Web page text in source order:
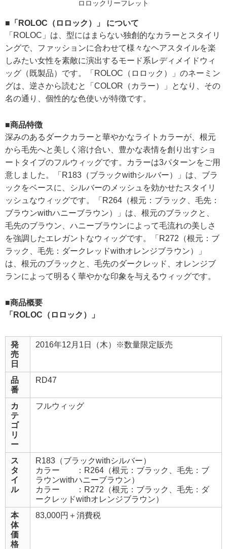
ロロックリーフレット
■「ROLOC（ロロック）」 について
「ROLOC」は、型にはまらない独創的なカラーとスタイリ
ングで、ファッションに合わせて様々なヘアスタイルを楽
しみたい女性を素敵に演出するモード系レディメイドウィ
ッグ（既製品）です。「ROLOC（ロロック）」のネーミン
グは、逆さから読むと「COLOR（カラー）」となり、その
名の通り、個性的な色使いが特徴です。
■商品特徴
深みのあるダークカラーと華やかなライトカラーが、根元
から毛先へと美しく溶け合い、豊かな表情を創り出すショ
ートタイプのフルウィッグです。カラーは3パターンをご用
意しました。「R183（ブラックwithシルバー）」は、ブラ
ックをベースに、シルバーのメッシュを効かせたスタイリ
ッシュなウィッグです。「R264（根元：ブラック、毛先：
ブラウンwithハニーブラウン）」は、根元のブラックと、
毛先のブラウン、ハニーブラウンによって毛流れの美しさ
を強調したエレガントなウィッグです。「R272（根元：ブ
ラック、毛先：ダークレッドwithオレンジブラウン）」
は、根元のブラックと、毛先のダークレッド、オレンジブ
ランによって明るく華やかな印象を与えるウィッグです。
■商品概要
「ROLOC（ロロック）」
発
売
日
2016年12月1日（木）※数量限定販売
品
番
RD47
カ
テ
ゴ
リ
ー
フルウィッグ
ス
タ
イ
ル
R183（ブラックwithシルバー）
カラー ：R264（根元：ブラック、毛先：ブ
ラウンwithハニーブラウン）
カラー ：R272（根元：ブラック、毛先：ダ
ークレッドwithオレンジブラウン）
本
体
価
格
83,000円＋消費税